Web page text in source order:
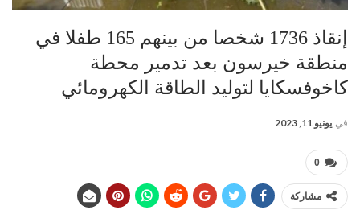
إنقاذ 1736 شخصا من بينهم 165 طفلا في
منطقة خيرسون بعد تدمير محطة
كاخوفسكايا لتوليد الطاقة الكهرومائي
في يونيو 11, 2023
0
مشاركة